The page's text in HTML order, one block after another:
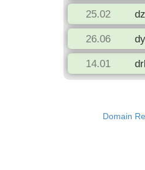
25.02
26.06
14.01
10.12
Domain